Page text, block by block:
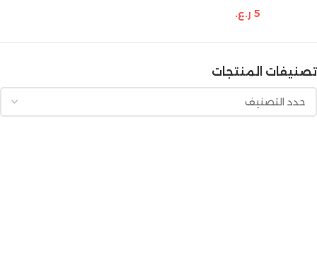
5 ر.ع.
تصنيفات المنتجات